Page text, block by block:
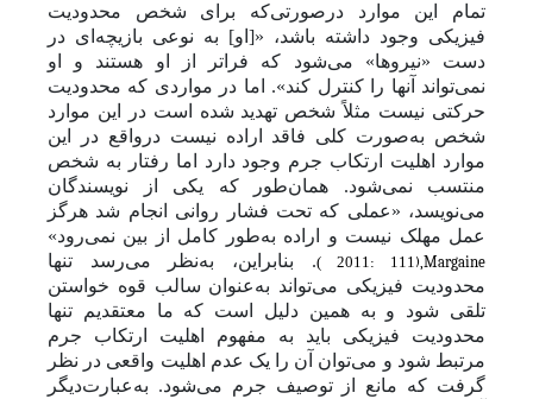
تمام این موارد درصورتی‌که برای شخص محدودیت
فیزیکی وجود داشته باشد، «[او] به نوعی بازیچه‌ای در
دست «نیروها» می‌شود که فراتر از او هستند و او
نمی‌تواند آنها را کنترل کند». اما در مواردی که محدودیت
حرکتی نیست مثلاً شخص تهدید شده است در این موارد
شخص به‌صورت کلی فاقد اراده نیست درواقع در این
موارد اهلیت ارتکاب جرم وجود دارد اما رفتار به شخص
منتسب نمی‌شود. همان‌طور که یکی از نویسندگان
می‌نویسد، «عملی که تحت فشار روانی انجام شد هرگز
عمل مهلک نیست و اراده به‌طور کامل از بین نمی‌رود»
Margaine
,
2011: 111)
). بنابراین، به‌نظر می‌رسد تنها
محدودیت فیزیکی می‌تواند به‌‌عنوان سالب قوه خواستن
تلقی شود و به همین دلیل است که ما معتقدیم تنها
محدودیت فیزیکی باید به مفهوم اهلیت ارتکاب جرم
مرتبط شود و می‌توان آن را یک عدم اهلیت واقعی در نظر
گرفت که مانع از توصیف جرم می‌شود. به‌عبارت‌دیگر